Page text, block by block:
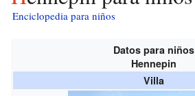
Enciclopedia para niños
Datos para niños
Hennepin
Villa